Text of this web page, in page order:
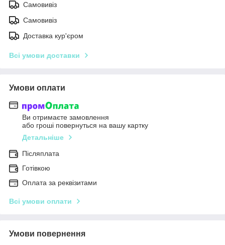
Самовивіз
Самовивіз
Доставка кур'єром
Всі умови доставки
Умови оплати
Ви отримаєте замовлення
або гроші повернуться на вашу картку
Детальніше
Післяплата
Готівкою
Оплата за реквізитами
Всі умови оплати
Умови повернення